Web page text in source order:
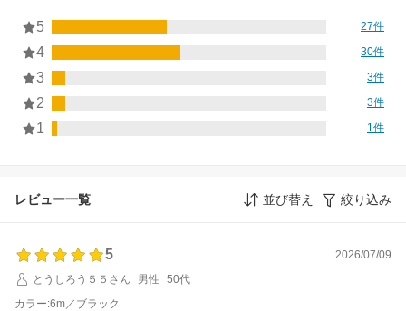
5 27件
4 30件
3 3件
2 3件
1 1件
レビュー一覧 並び替え 絞り込み
5
2026/07/09
とうしろう５５さん
男性
50代
カラー:6m／ブラック